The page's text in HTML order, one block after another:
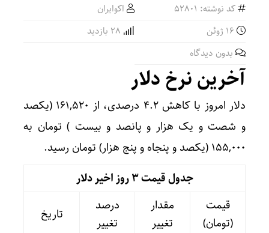
کد نوشته: 52801
اکوایران
بدون دیدگاه
آخرین نرخ دلار
دلار امروز با کاهش ۴.۲ درصدی، از ۱۶۱,۵۲۰ (یکصد
و شصت و یک هزار و پانصد و بیست ) تومان به
۱۵۵,۰۰۰ (یکصد و پنجاه و پنج هزار) تومان رسید.
جدول قیمت 3 روز اخیر دلار
قیمت
(تومان)
مقدار
تغییر
درصد
تغییر
تاریخ